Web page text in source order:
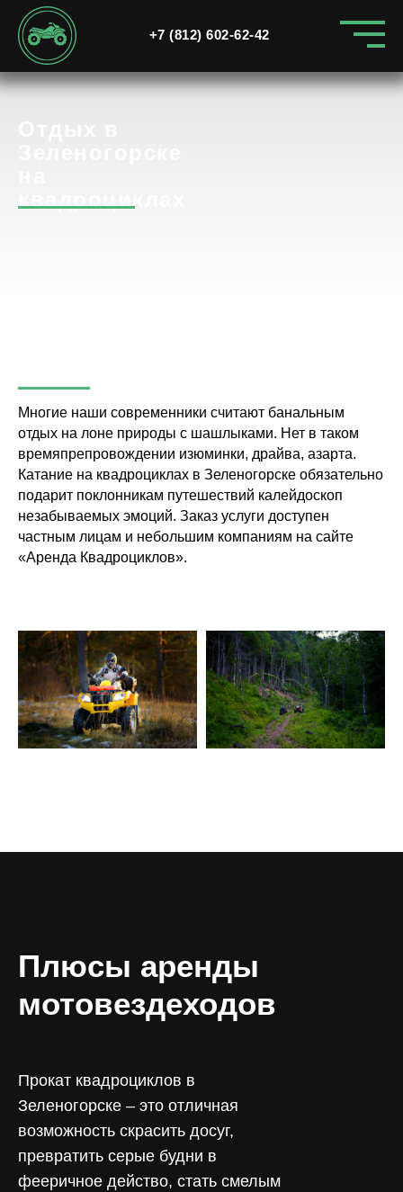
+7 (812) 602-62-42
Многие наши современники считают банальным
отдых на лоне природы с шашлыками. Нет в таком
времяпрепровождении изюминки, драйва, азарта.
Катание на квадроциклах в Зеленогорске обязательно
подарит поклонникам путешествий калейдоскоп
незабываемых эмоций. Заказ услуги доступен
частным лицам и небольшим компаниям на сайте
«Аренда Квадроциклов».
Плюсы аренды
мотовездеходов
Прокат квадроциклов в
Зеленогорске – это отличная
возможность скрасить досуг,
превратить серые будни в
фееричное действо, стать смелым